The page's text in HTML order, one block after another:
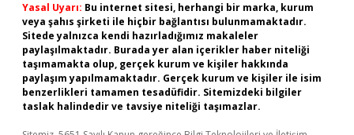
Yasal Uyarı: Bu internet sitesi, herhangi bir marka, kurum
veya şahıs şirketi ile hiçbir bağlantısı bulunmamaktadır.
Sitede yalnızca kendi hazırladığımız makaleler
paylaşılmaktadır. Burada yer alan içerikler haber niteliği
taşımamakta olup, gerçek kurum ve kişiler hakkında
paylaşım yapılmamaktadır. Gerçek kurum ve kişiler ile isim
benzerlikleri tamamen tesadüfidir. Sitemizdeki bilgiler
taslak halindedir ve tavsiye niteliği taşımazlar.